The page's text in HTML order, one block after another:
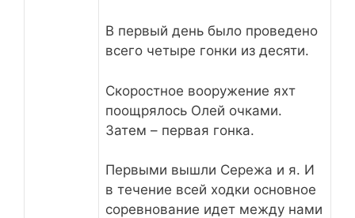
В первый день было проведено
всего четыре гонки из десяти.
Скоростное вооружение яхт
поощрялось Олей очками.
Затем – первая гонка.
Первыми вышли Сережа и я. И
в течение всей ходки основное
соревнование идет между нами